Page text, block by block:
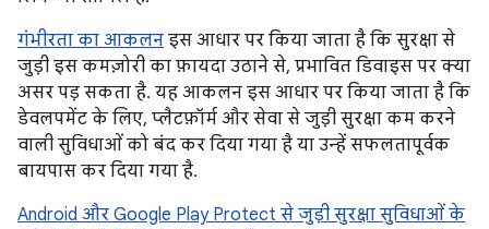
गंभीरता का आकलन इस आधार पर किया जाता है कि सुरक्षा से
जुड़ी इस कमज़ोरी का फ़ायदा उठाने से, प्रभावित डिवाइस पर क्या
असर पड़ सकता है. यह आकलन इस आधार पर किया जाता है कि
डेवलपमेंट के लिए, प्लैटफ़ॉर्म और सेवा से जुड़ी सुरक्षा कम करने
वाली सुविधाओं को बंद कर दिया गया है या उन्हें सफलतापूर्वक
बायपास कर दिया गया है.
Android और Google Play Protect से जुड़ी सुरक्षा सुविधाओं के